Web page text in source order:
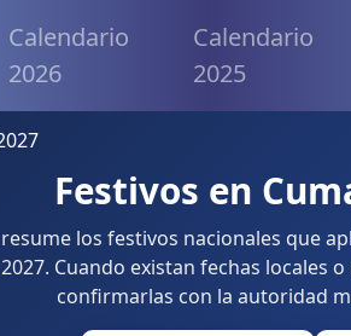
Calendario
2026
Calendario
2025
Festivos en
los festivos nacionales que
Cuando existan fechas locales
confirmarlas con la autoridad